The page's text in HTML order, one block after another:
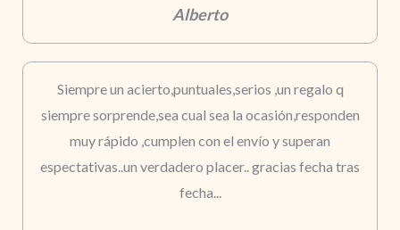
Alberto
Siempre un acierto,puntuales,serios ,un regalo q
siempre sorprende,sea cual sea la ocasión,responden
muy rápido ,cumplen con el envío y superan
espectativas..un verdadero placer.. gracias fecha tras
fecha...